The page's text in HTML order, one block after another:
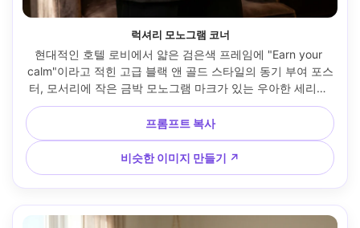
럭셔리 모노그램 코너
현대적인 호텔 로비에서 얇은 검은색 프레임에 "Earn your
calm"이라고 적힌 고급 블랙 앤 골드 스타일의 동기 부여 포스
터, 모서리에 작은 금박 모노그램 마크가 있는 우아한 세리프
캡, 새틴 블레이저를 입은 여성이 들고 있음, 림 라이트가 있는
따뜻한 주변 조명, Canon R6, 70mm f/2.8, 수직 인물 프레임,
고급스러운 차분한 분위기, 자연스러운 그림자, 선명한 인쇄
질감, 고해상도 --ar 4:5
프롬프트 복사
비슷한 이미지 만들기 ↗